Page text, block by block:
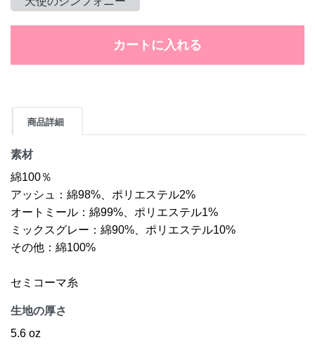
カートに入れる
商品詳細
素材
綿100％
アッシュ：綿98%、ポリエステル2%
オートミール：綿99%、ポリエステル1%
ミックスグレー：綿90%、ポリエステル10%
その他：綿100%
セミコーマ糸
生地の厚さ
5.6 oz